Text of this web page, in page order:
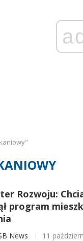
Rozwoju:
program
News 11